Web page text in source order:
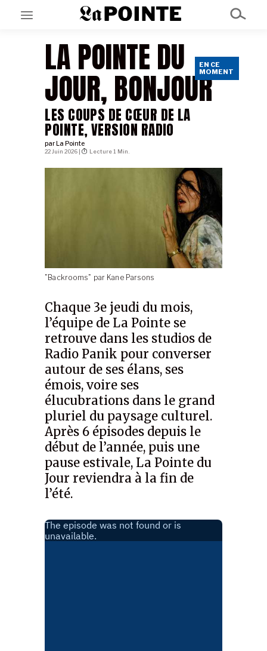
EN CE MOMENT
GRAND ANGLE
AU LARGE
ÉMOIS
EN CHANTIER
SÉRIES
"Backrooms" par Kane Parsons
LA POINTE DU
JOUR, BONJOUR
LES COUPS DE CŒUR DE LA
POINTE, VERSION RADIO
EN CE
MOMENT
par La Pointe
Chaque 3e jeudi du mois,
l’équipe de La Pointe se
retrouve dans les studios de
Radio Panik pour converser
autour de ses élans, ses
émois, voire ses
élucubrations dans le grand
pluriel du paysage culturel.
Après 6 épisodes depuis le
début de l’année, puis une
pause estivale, La Pointe du
Jour reviendra à la fin de
l’été.
22 Juin 2026 | Lecture 1 Min.